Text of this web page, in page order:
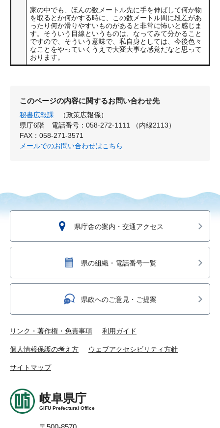
家の中でも、ほんの数メートル先に手を伸ばして何か物
を取るとか何かする時に、この数メートル間に段差があ
ったり何か滑りやすいものがあると非常に怖いと感じま
す。そういう目線というものは、なってみて分かること
ですので、そういう意味で、私自身としては、今後色々
なことをやっていくうえで大変大事な感覚だなと思って
おります。
このページの内容に関するお問い合わせ先
秘書広報課
（政策広報係）
県庁6階
電話番号：058-272-1111 （内線2113）
FAX：058-271-3571
メールでのお問い合わせはこちら
県庁舎の案内・交通アクセス
県の組織・電話番号一覧
県政へのご意見・ご提案
リンク・著作権・免責事項 利用ガイド
個人情報保護の考え方 ウェブアクセシビリティ方針
サイトマップ
岐阜県庁
GIFU Prefectural Office